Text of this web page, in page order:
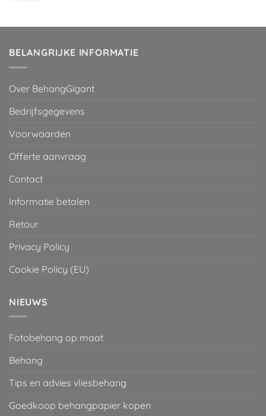
€ 29,95.€ 2,00.
BELANGRIJKE INFORMATIE
Over BehangGigant
Bedrijfsgegevens
Voorwaarden
Offerte aanvraag
Contact
Informatie betalen
Retour
Privacy Policy
Cookie Policy (EU)
NIEUWS
Fotobehang op maat
Behang
Tips en advies vliesbehang
Goedkoop behangpapier kopen